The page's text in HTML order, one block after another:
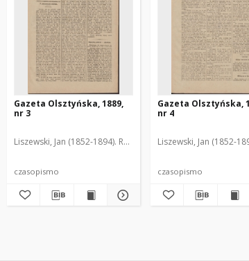
Gazeta Olsztyńska, 1889,
nr 3
Liszewski, Jan (1852-1894). Red.
czasopismo
Gazeta Olsztyńska,
nr 4
Liszewski, Jan (1852-
czasopismo